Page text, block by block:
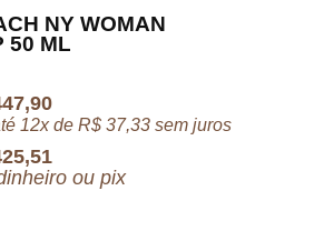
NY WOMAN
50 ML
12x deR$ 37,33 sem juros
ou pix